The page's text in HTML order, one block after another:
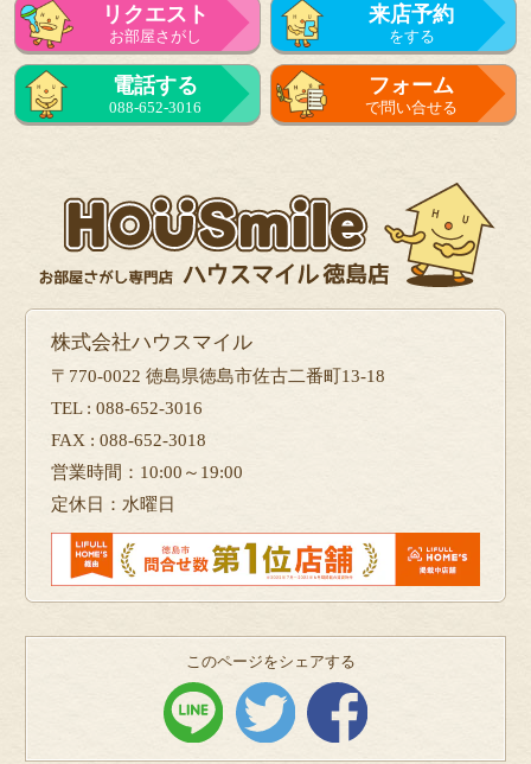
リクエスト
お部屋さがし
来店予約
をする
電話する
088-652-3016
フォーム
で問い合せる
株式会社ハウスマイル
〒770-0022 徳島県徳島市佐古二番町13-18
TEL : 088-652-3016
FAX : 088-652-3018
営業時間：10:00～19:00
定休日：水曜日
このページをシェアする